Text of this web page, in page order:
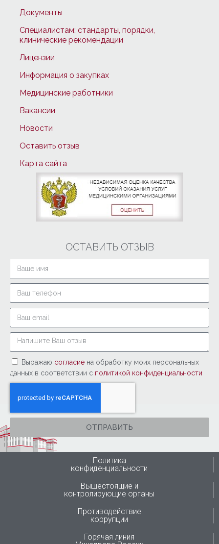
Документы
Специалистам: стандарты, порядки,
клинические рекомендации
Лицензии
Информация о закупках
Медицинские работники
Вакансии
Новости
Оставить отзыв
Карта сайта
ОСТАВИТЬ ОТЗЫВ
Выражаю согласие на обработку моих персональных
данных в соответствии с политикой конфиденциальности
ОТПРАВИТЬ
Политика
конфиденциальности
Вышестоящие и
контролирующие органы
Противодействие
коррупции
Горячая линия